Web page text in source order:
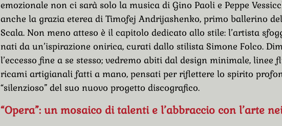
emozionale non ci sarà solo la musica di Gino Paoli e Peppe
anche la grazia eterea di Timofej Andrijashenko, primo ballerino
Scala. Non meno atteso è il capitolo dedicato allo stile: l’artista
nati da un’ispirazione onirica, curati dallo stilista Simone Folco.
l’eccesso fine a se stesso; vedremo abiti dal design minimale, linee
ricami artigianali fatti a mano, pensati per riflettere lo spirito
“silenzioso” del suo nuovo progetto discografico.
“Opera”: un mosaico di talenti e l’abbraccio con l’arte